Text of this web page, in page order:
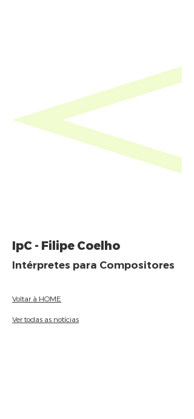
IpC - Filipe Coelho
Intérpretes para Compositores
Voltar à HOME
Ver todas as notícias